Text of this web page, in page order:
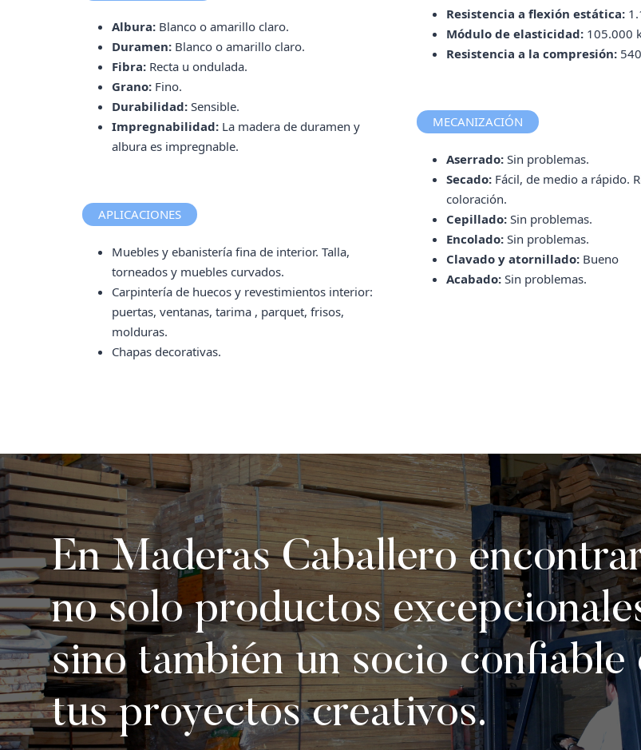
Albura: Blanco o amarillo claro.
Duramen: Blanco o amarillo claro.
Fibra: Recta u ondulada.
Grano: Fino.
Durabilidad: Sensible.
Impregnabilidad: La madera de duramen y
albura es impregnable.
APLICACIONES
Muebles y ebanistería fina de interior. Talla,
torneados y muebles curvados.
Carpintería de huecos y revestimientos interior:
puertas, ventanas, tarima , parquet, frisos,
molduras.
Chapas decorativas.
Resistencia a flexión estática:
Módulo de elasticidad: 105.000
Resistencia a la compresión:
MECANIZACIÓN
Aserrado: Sin problemas.
Secado: Fácil, de medio a rápido.
coloración.
Cepillado: Sin problemas.
Encolado: Sin problemas.
Clavado y atornillado: Bueno
Acabado: Sin problemas.
En Maderas Caballero
no solo productos
sino también un socio confiable
tus proyectos creativos.